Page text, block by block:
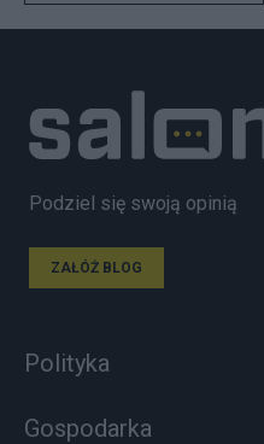
Podziel się swoją opinią
ZAŁÓŻ BLOG
Polityka
Gospodarka